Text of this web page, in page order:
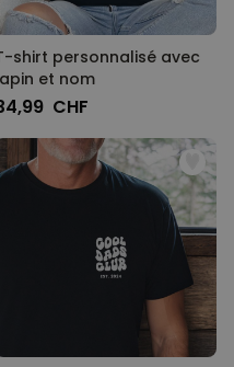
shirt personnalisé avec
et nom
CHF